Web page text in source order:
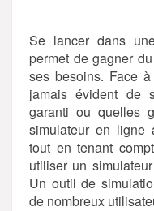
Se lancer dans
permet de gagner
ses besoins. Face
jamais évident de
garanti ou quelles
simulateur en ligne
tout en tenant
utiliser un
Un outil de
de nombreux